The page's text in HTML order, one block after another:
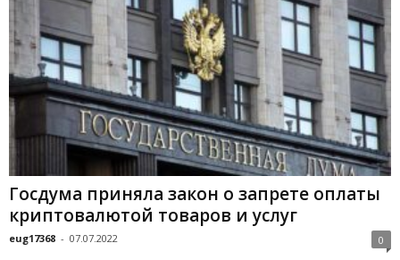
Госдума приняла закон о запрете оплаты
криптовалютой товаров и услуг
eug17368 - 07.07.2022 0